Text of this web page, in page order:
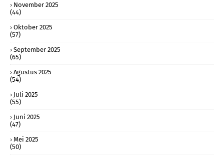
November 2025
(44)
Oktober 2025
(57)
September 2025
(65)
Agustus 2025
(54)
Juli 2025
(55)
Juni 2025
(47)
Mei 2025
(50)